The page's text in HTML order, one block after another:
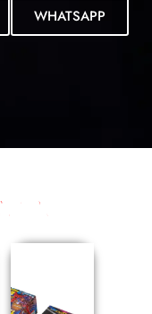
WHATSAPP